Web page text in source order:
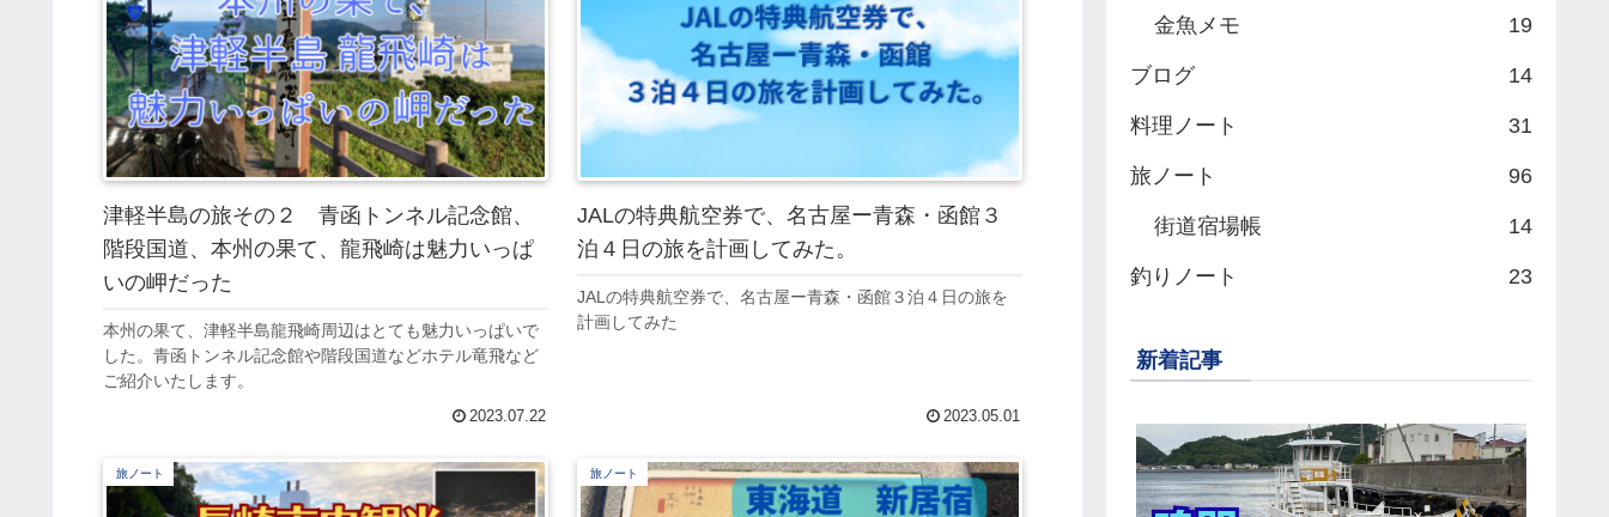
津軽半島の旅その２ 青函トンネル記念館、
階段国道、本州の果て、龍飛崎は魅力いっぱ
いの岬だった
本州の果て、津軽半島龍飛崎周辺はとても魅力いっぱいで
した。青函トンネル記念館や階段国道などホテル竜飛など
ご紹介いたします。
2023.07.22
JALの特典航空券で、名古屋ー青森・函館３
泊４日の旅を計画してみた。
JALの特典航空券で、名古屋ー青森・函館３泊４日の旅を
計画してみた
2023.05.01
旅ノート 旅ノート
金魚メモ 19
ブログ 14
料理ノート 31
旅ノート 96
街道宿場帳 14
釣りノート 23
新着記事